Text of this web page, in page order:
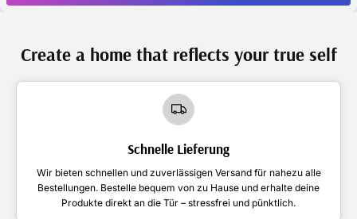
Create a home that reflects your true self
Schnelle Lieferung
Wir bieten schnellen und zuverlässigen Versand für nahezu alle
Bestellungen. Bestelle bequem von zu Hause und erhalte deine
Produkte direkt an die Tür – stressfrei und pünktlich.